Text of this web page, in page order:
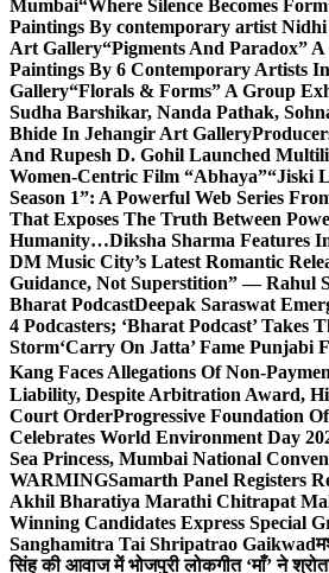
Mumbai“Where Silence Becomes
Paintings By contemporary artist
Art Gallery“Pigments And Paradox”
Paintings By 6 Contemporary Artists
Gallery“Florals & Forms” A Group
Sudha Barshikar, Nanda Pathak,
Bhide In Jehangir Art Gallery
And Rupesh D. Gohil Launched
Women-Centric Film “Abhaya”“Jiski
Season 1”: A Powerful Web Series
That Exposes The Truth Between
Humanity…Diksha Sharma Features
DM Music City’s Latest Romantic
Guidance, Not Superstition” — Rahul
Bharat PodcastDeepak Saraswat
4 Podcasters; ‘Bharat Podcast’ Takes
Storm‘Carry On Jatta’ Fame Punjabi
Kang Faces Allegations Of Non-
Liability, Despite Arbitration Award,
Court OrderProgressive Foundation
Celebrates World Environment Day
Sea Princess, Mumbai National
WARMINGSamarth Panel Registers
Akhil Bharatiya Marathi Chitrapat
Winning Candidates Express Special
Sanghamitra Tai Shripatrao Gaikwad
सिंह की आवाज में भोजपुरी लोकगीत ‘माँ’ ने